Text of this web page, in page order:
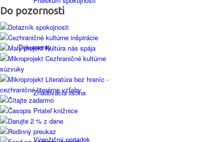
Dokumenty
Zriaďovacia listina
Výpožičný poriadok
Do pozornosti